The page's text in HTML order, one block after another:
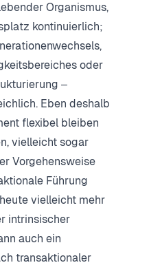
Organismus,
kontinuierlich;
oder
‒
Eben deshalb
flexibel bleiben
vielleicht sogar
Vorgehensweise
Führung
vielleicht mehr
intrinsischer
auch ein
transaktionaler